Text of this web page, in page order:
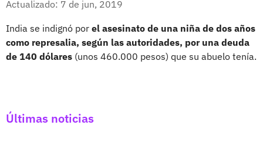
Actualizado: 7 de jun, 2019
India se indignó por el asesinato de una niña de dos años
como represalia, según las autoridades, por una deuda
de 140 dólares (unos 460.000 pesos) que su abuelo tenía.
Últimas noticias